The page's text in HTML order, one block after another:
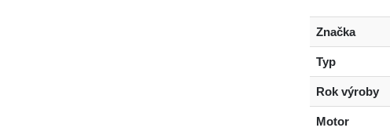
Značka
Typ
Rok výroby
Motor